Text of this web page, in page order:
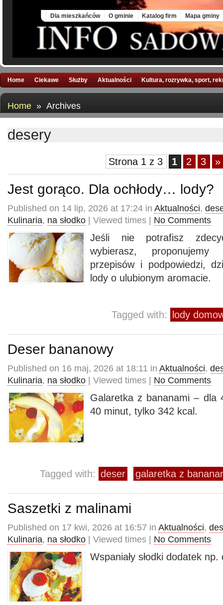
Dla mieszkańców O gminie Katalog firm Mapa gminy
Home Ciekawe Służby Aktualności Kultura, rozrywka, sport,
Home » Archives
desery
Strona 1 z 3 1 2 3 »
Jest gorąco. Dla ochłody… lody?
Published on 14 lip, 2026 at 17:24 in Aktualności,
Kulinaria, na słodko | Viewed times | No Comments
Jeśli nie potrafisz
wybierasz, proponujemy
przepisów i podpowiedzi,
lody o ulubionym aromacie.
Tagged with: lody
Deser bananowy
Published on 16 maj, 2026 at 18:11 in Aktualności,
Kulinaria, na słodko | Viewed times | No Comments
Galaretka z bananami – dla
40 minut, tylko 342 kcal.
Tagged with: deser galaretka z
Saszetki z malinami
Published on 17 kwi, 2026 at 16:57 in Aktualności,
Kulinaria, na słodko | Viewed times | No Comments
Wspaniały słodki dodatek np.